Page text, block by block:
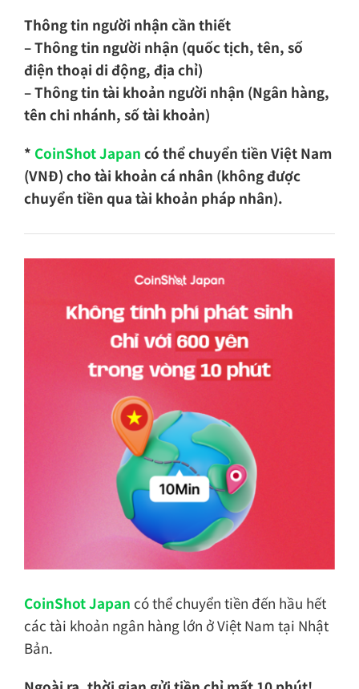
Thông tin người nhận cần thiết
– Thông tin người nhận (quốc tịch, tên, số
điện thoại di động, địa chỉ)
– Thông tin tài khoản người nhận (Ngân hàng,
tên chi nhánh, số tài khoản)
* CoinShot Japan có thể chuyển tiền Việt Nam
(VNĐ) cho tài khoản cá nhân (không được
chuyển tiền qua tài khoản pháp nhân).
CoinShot Japan có thể chuyển tiền đến hầu hết
các tài khoản ngân hàng lớn ở Việt Nam tại Nhật
Bản.